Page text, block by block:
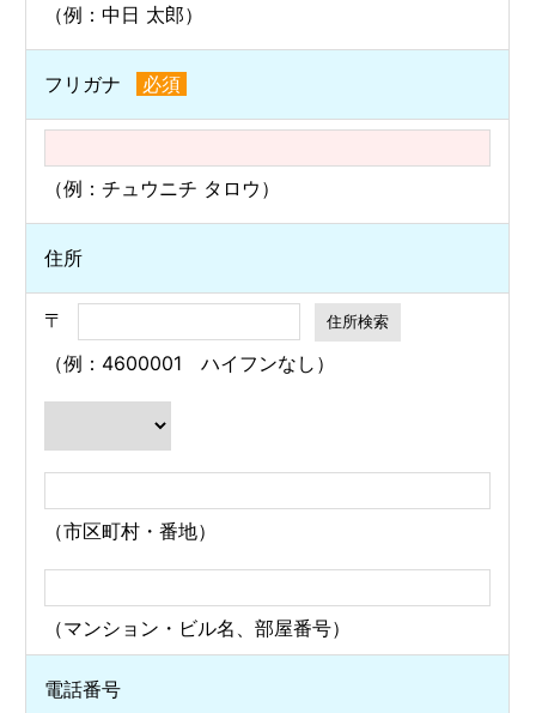
（例：中日 太郎）
フリガナ 必須
（例：チュウニチ タロウ）
住所
〒
（例：4600001 ハイフンなし）
（市区町村・番地）
（マンション・ビル名、部屋番号）
電話番号